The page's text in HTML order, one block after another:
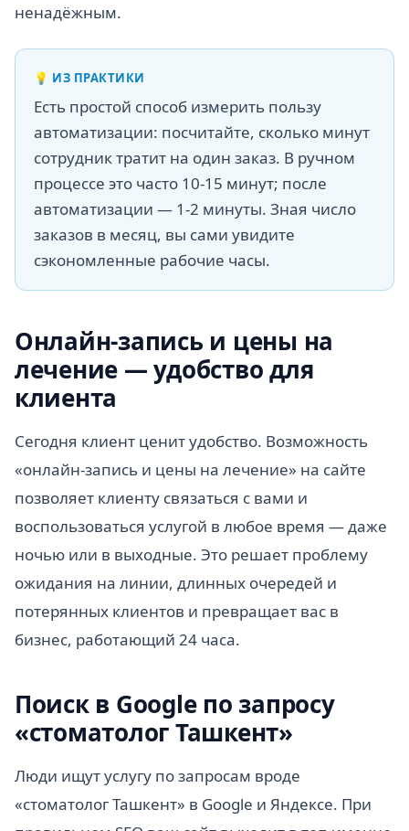
ненадёжным.
💡 ИЗ ПРАКТИКИ
Есть простой способ измерить пользу
автоматизации: посчитайте, сколько минут
сотрудник тратит на один заказ. В ручном
процессе это часто 10-15 минут; после
автоматизации — 1-2 минуты. Зная число
заказов в месяц, вы сами увидите
сэкономленные рабочие часы.
Онлайн-запись и цены на
лечение — удобство для
клиента
Сегодня клиент ценит удобство. Возможность
«онлайн-запись и цены на лечение» на сайте
позволяет клиенту связаться с вами и
воспользоваться услугой в любое время — даже
ночью или в выходные. Это решает проблему
ожидания на линии, длинных очередей и
потерянных клиентов и превращает вас в
бизнес, работающий 24 часа.
Поиск в Google по запросу
«стоматолог Ташкент»
Люди ищут услугу по запросам вроде
«стоматолог Ташкент» в Google и Яндексе. При